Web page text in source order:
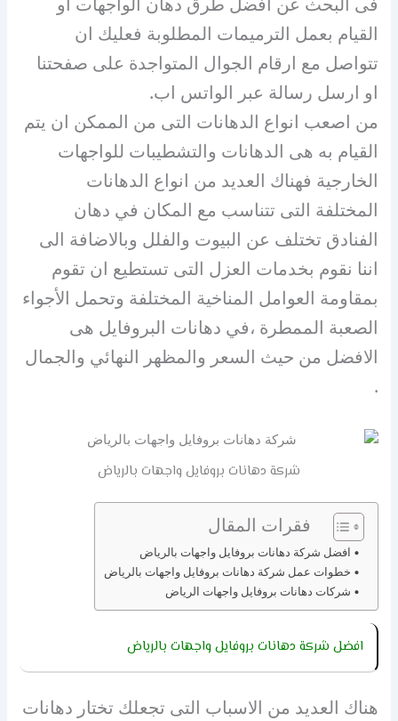
القيام بعمل الترميمات المطلوبة فعليك ان
تتواصل مع ارقام الجوال المتواجدة على صفحتنا
او ارسل رسالة عبر الواتس اب.
من اصعب انواع الدهانات التى من الممكن ان يتم
القيام به هى الدهانات والتشطيبات للواجهات
الخارجية فهناك العديد من انواع الدهانات
المختلفة التى تتناسب مع المكان في دهان
الفنادق تختلف عن البيوت والفلل وبالاضافة الى
اننا نقوم بخدمات العزل التى تستطيع ان تقوم
بمقاومة العوامل المناخية المختلفة وتحمل الأجواء
الصعبة الممطرة ،في دهانات البروفايل هى
الافضل من حيث السعر والمظهر النهائي والجمال
.
شركة دهانات بروفايل واجهات بالرياض
فقرات المقال
افضل شركة دهانات بروفايل واجهات بالرياض
خطوات عمل شركة دهانات بروفايل واجهات بالرياض
شركات دهانات بروفايل واجهات الرياض
افضل شركة دهانات بروفايل واجهات بالرياض
هناك العديد من الاسباب التى تجعلك تختار دهانات